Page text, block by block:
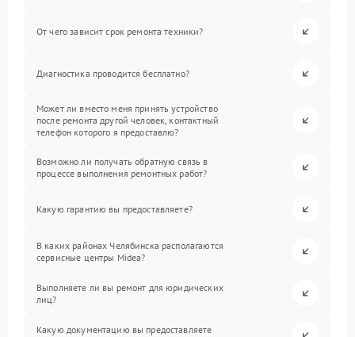
От чего зависит срок ремонта техники?
Диагностика проводится бесплатно?
Может ли вместо меня принять устройство
после ремонта другой человек, контактный
телефон которого я предоставлю?
Возможно ли получать обратную связь в
процессе выполнения ремонтных работ?
Какую гарантию вы предоставляете?
В каких районах Челябинска располагаются
сервисные центры Midea?
Выполняете ли вы ремонт для юридических
лиц?
Какую документацию вы предоставляете